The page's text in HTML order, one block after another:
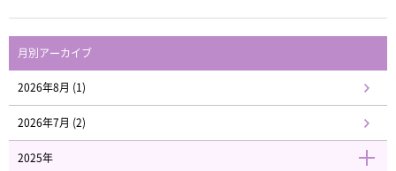
月別アーカイブ
2026年8月 (1)
2026年7月 (2)
2025年